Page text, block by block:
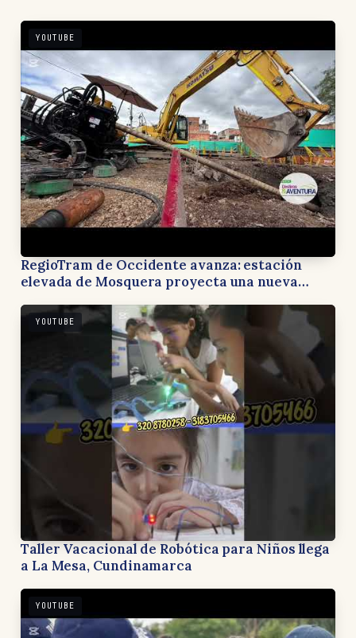
YOUTUBE
RegioTram de Occidente avanza: estación
elevada de Mosquera proyecta una nueva
YOUTUBE
Taller Vacacional de Robótica para Niños llega
a La Mesa, Cundinamarca
YOUTUBE